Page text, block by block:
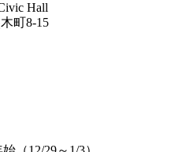
Hall
町8-15